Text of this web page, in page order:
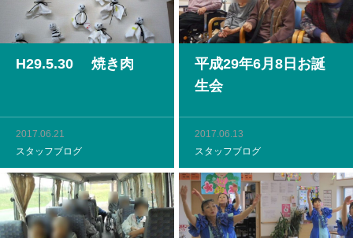
H29.5.30 焼き肉
2017.06.21
スタッフブログ
平成29年6月8日お誕
生会
2017.06.13
スタッフブログ